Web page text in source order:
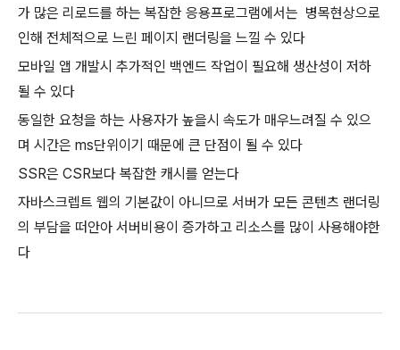
가 많은 리로드를 하는 복잡한 응용프로그램에서는 병목현상으로
인해 전체적으로 느린 페이지 랜더링을 느낄 수 있다
모바일 앱 개발시 추가적인 백엔드 작업이 필요해 생산성이 저하
될 수 있다
동일한 요청을 하는 사용자가 높을시 속도가 매우느려질 수 있으
며 시간은 ms단위이기 때문에 큰 단점이 될 수 있다
SSR은 CSR보다 복잡한 캐시를 얻는다
자바스크렙트 웹의 기본값이 아니므로 서버가 모든 콘텐츠 랜더링
의 부담을 떠안아 서버비용이 증가하고 리소스를 많이 사용해야한
다